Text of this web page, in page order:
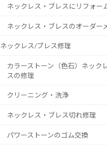
ネックレス・ブレスにリフォー
ネックレス・ブレスのオーダー
ネックレス/ブレス修理
カラーストーン（色石）ネック
スの修理
クリーニング・洗浄
ネックレス・ブレス切れ修理
パワーストーンのゴム交換